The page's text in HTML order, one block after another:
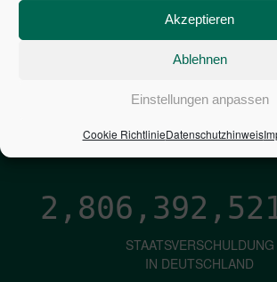
Akzeptieren
Ablehnen
Einstellungen anpassen
Cookie RichtlinieDatenschutzhinweis
PRO SEKUNDE
STAATSVERSCHULDUNG
IN DEUTSCHLAND